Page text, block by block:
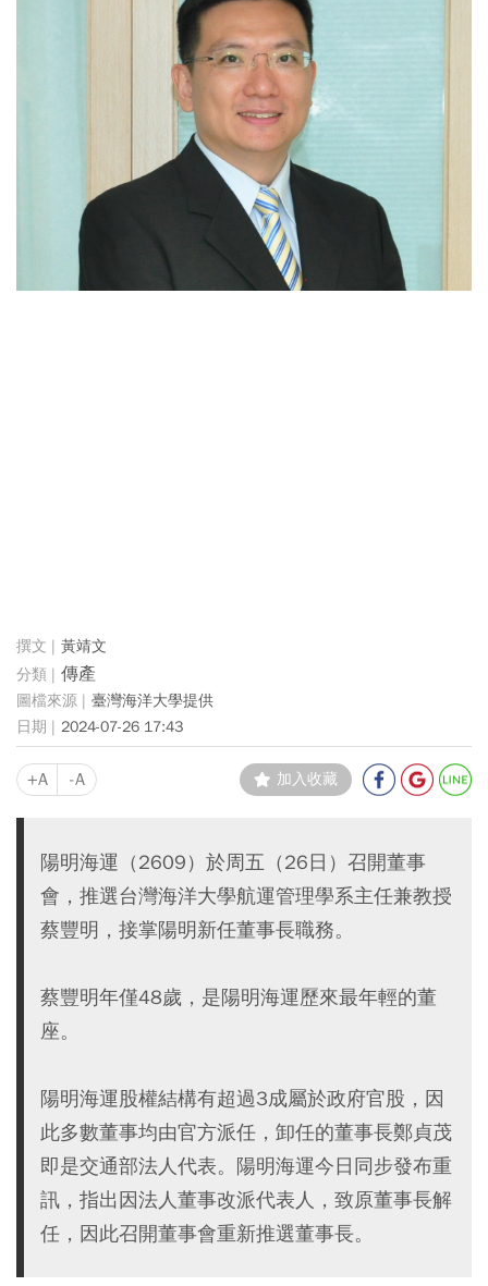
黃靖文
傳產
臺灣海洋大學提供
2024-07-26 17:43
+A -A 加入收藏
陽明海運（2609）於周五（26日）召開董事
會，推選台灣海洋大學航運管理學系主任兼教授
蔡豐明，接掌陽明新任董事長職務。
蔡豐明年僅48歲，是陽明海運歷來最年輕的董
座。
陽明海運股權結構有超過3成屬於政府官股，因
此多數董事均由官方派任，卸任的董事長鄭貞茂
即是交通部法人代表。陽明海運今日同步發布重
訊，指出因法人董事改派代表人，致原董事長解
任，因此召開董事會重新推選董事長。